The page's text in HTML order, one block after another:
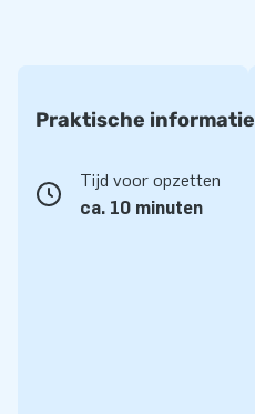
Praktische informatie
Tijd voor opzetten
ca. 10 minuten